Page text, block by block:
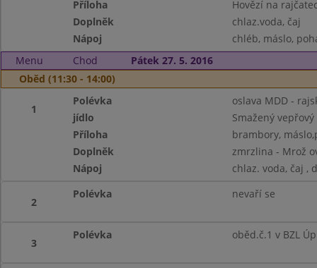
Příloha
Hovězí na
Doplněk
chlaz.voda, čaj
Nápoj
chléb, máslo,
Menu
Chod
Pátek 27. 5. 2016
Oběd (11:30 - 14:00)
1
Polévka
oslava MDD -
jídlo
Smažený
Příloha
brambory,
Doplněk
zmrzlina - Mrož
Nápoj
chlaz. voda, čaj ,
2
Polévka nevaří se
3
Polévka oběd.č.1 v BZL